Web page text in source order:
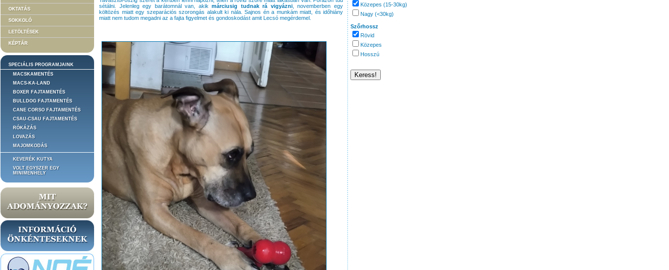
OKTATÁS
SOKKOLÓ
LETÖLTÉSEK
KÉPTÁR
SPECIÁLIS PROGRAMJAINK
MACSKAMENTÉS
MACS-KA-LAND
BOXER FAJTAMENTÉS
BULLDOG FAJTAMENTÉS
CANE CORSO FAJTAMENTÉS
CSAU-CSAU FAJTAMENTÉS
RÓKÁZÁS
LOVAZÁS
MAJOMKODÁS
KEVERÉK KUTYA
VOLT EGYSZER EGY
MINIMENHELY
sétálni. Jelenleg egy barátomnál van, akikmárciusig tudnak rá vigyázni, novemberben egy
költözés miatt egy szeparációs szorongás alakult ki nála. Sajnos én a munkám miatt, és időhiány
miatt nem tudom megadni az a fajta figyelmet és gondoskodást amit Lecsó megérdemel.
Közepes (15-30kg)
Nagy (<30kg)
Szőrhossz
Rövid
Közepes
Hosszú